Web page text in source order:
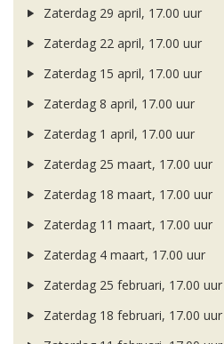
Zaterdag 29 april, 17.00 uur
Zaterdag 22 april, 17.00 uur
Zaterdag 15 april, 17.00 uur
Zaterdag 8 april, 17.00 uur
Zaterdag 1 april, 17.00 uur
Zaterdag 25 maart, 17.00 uur
Zaterdag 18 maart, 17.00 uur
Zaterdag 11 maart, 17.00 uur
Zaterdag 4 maart, 17.00 uur
Zaterdag 25 februari, 17.00 uur
Zaterdag 18 februari, 17.00 uur